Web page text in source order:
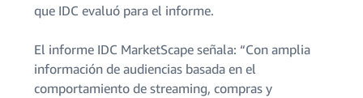
que IDC evaluó para el informe.
El informe IDC MarketScape señala: “Con amplia
información de audiencias basada en el
comportamiento de streaming, compras y